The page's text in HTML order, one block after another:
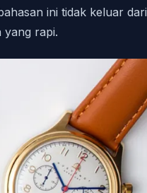
ini tidak keluar dari
yang rapi.